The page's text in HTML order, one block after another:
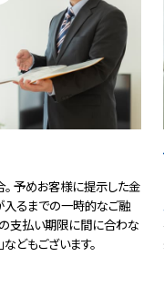
予めお客様に提示した金
入るまでの一時的なご融
の支払い期限に間に合わな
」などもございます。